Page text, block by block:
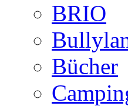
BRIO
Bücher